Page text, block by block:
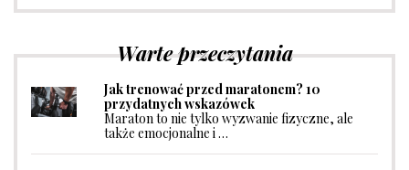
Warte przeczytania
Jak trenować przed maratonem? 10
przydatnych wskazówek
Maraton to nie tylko wyzwanie fizyczne, ale
także emocjonalne i …